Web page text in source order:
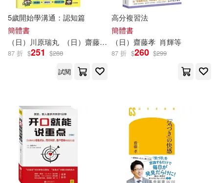
5歲開始學溝通：認知篇
簡體書
（日）川原瑞丸
（日） 齋藤孝 田秀娟
87 折 $251 $288
試閱
高分複習法
簡體書
（日） 齋藤孝 肖輝等
87 折 $260 $299